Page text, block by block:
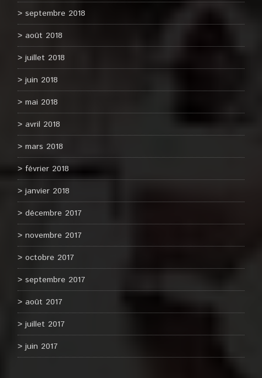
septembre 2018
août 2018
juillet 2018
juin 2018
mai 2018
avril 2018
mars 2018
février 2018
janvier 2018
décembre 2017
novembre 2017
octobre 2017
septembre 2017
août 2017
juillet 2017
juin 2017